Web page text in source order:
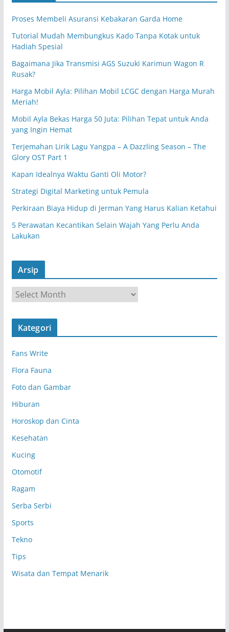
Proses Membeli Asuransi Kebakaran Garda Home
Tutorial Mudah Membungkus Kado Tanpa Kotak untuk
Hadiah Spesial
Bagaimana Jika Transmisi AGS Suzuki Karimun Wagon R
Rusak?
Harga Mobil Ayla: Pilihan Mobil LCGC dengan Harga Murah
Meriah!
Mobil Ayla Bekas Harga 50 Juta: Pilihan Tepat untuk Anda
yang Ingin Hemat
Terjemahan Lirik Lagu Yangpa – A Dazzling Season – The
Glory OST Part 1
Kapan Idealnya Waktu Ganti Oli Motor?
Strategi Digital Marketing untuk Pemula
Perkiraan Biaya Hidup di Jerman Yang Harus Kalian Ketahui
5 Perawatan Kecantikan Selain Wajah Yang Perlu Anda
Lakukan
Arsip
r
s
Kategori
Fans Write
Flora Fauna
Foto dan Gambar
Hiburan
Horoskop dan Cinta
Kesehatan
Kucing
Otomotif
Ragam
Serba Serbi
Sports
Tekno
Tips
Wisata dan Tempat Menarik